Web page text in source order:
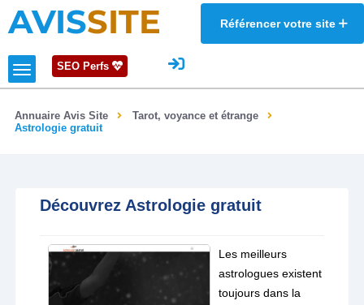
AVISSITE Référencer votre site
SEO Perfs
Annuaire Avis Site
Tarot, voyance et étrange
Astrologie gratuit
Découvrez Astrologie gratuit
Les meilleurs
astrologues existent
toujours dans la